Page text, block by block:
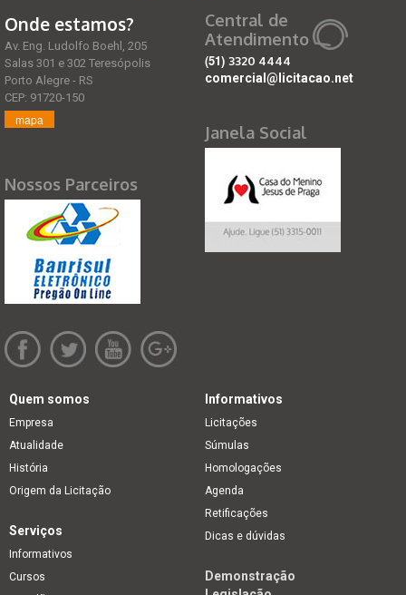
Onde estamos?
Av. Eng. Ludolfo Boehl, 205
Salas 301 e 302 Teresópolis
Porto Alegre - RS
CEP: 91720-150
mapa
Nossos Parceiros
Central de
Atendimento
(51) 3320 4444
comercial@licitacao.net
Janela Social
Quem somos
Empresa
Atualidade
História
Origem da Licitação
Informativos
Licitações
Súmulas
Homologações
Agenda
Retificações
Dicas e dúvidas
Serviços
Informativos
Cursos
Demonstração